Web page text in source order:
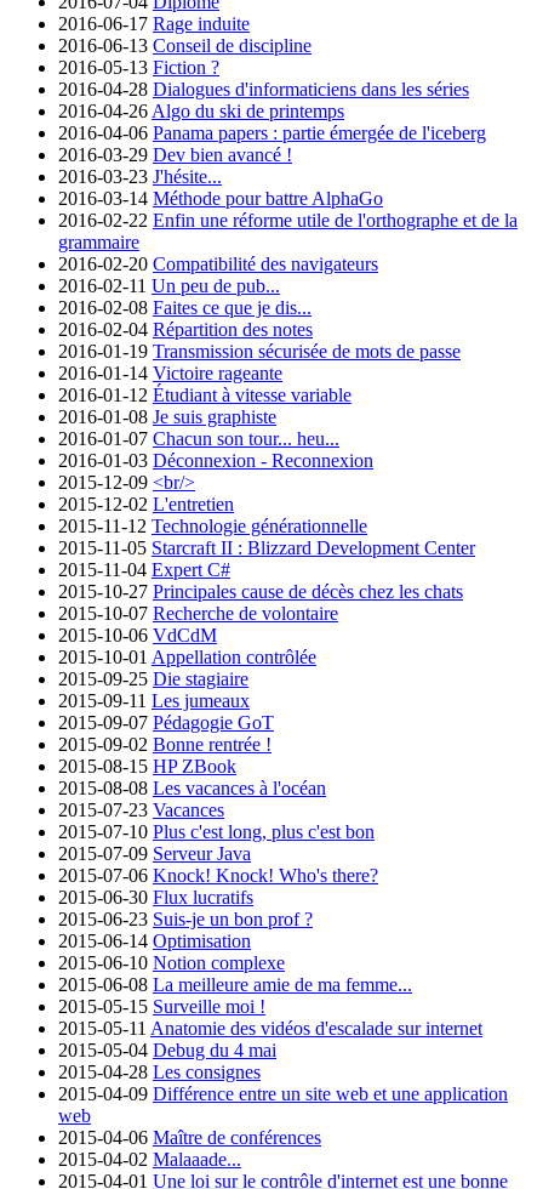
2016-06-17 Rage induite
2016-06-13 Conseil de discipline
2016-05-13 Fiction ?
2016-04-28 Dialogues d'informaticiens dans les séries
2016-04-26 Algo du ski de printemps
2016-04-06 Panama papers : partie émergée de l'iceberg
2016-03-29 Dev bien avancé !
2016-03-23 J'hésite...
2016-03-14 Méthode pour battre AlphaGo
2016-02-22 Enfin une réforme utile de l'orthographe et de la
grammaire
2016-02-20 Compatibilité des navigateurs
2016-02-11 Un peu de pub...
2016-02-08 Faites ce que je dis...
2016-02-04 Répartition des notes
2016-01-19 Transmission sécurisée de mots de passe
2016-01-14 Victoire rageante
2016-01-12 Étudiant à vitesse variable
2016-01-08 Je suis graphiste
2016-01-07 Chacun son tour... heu...
2016-01-03 Déconnexion - Reconnexion
2015-12-09 <br/>
2015-12-02 L'entretien
2015-11-12 Technologie générationnelle
2015-11-05 Starcraft II : Blizzard Development Center
2015-11-04 Expert C#
2015-10-27 Principales cause de décès chez les chats
2015-10-07 Recherche de volontaire
2015-10-06 VdCdM
2015-10-01 Appellation contrôlée
2015-09-25 Die stagiaire
2015-09-11 Les jumeaux
2015-09-07 Pédagogie GoT
2015-09-02 Bonne rentrée !
2015-08-15 HP ZBook
2015-08-08 Les vacances à l'océan
2015-07-23 Vacances
2015-07-10 Plus c'est long, plus c'est bon
2015-07-09 Serveur Java
2015-07-06 Knock! Knock! Who's there?
2015-06-30 Flux lucratifs
2015-06-23 Suis-je un bon prof ?
2015-06-14 Optimisation
2015-06-10 Notion complexe
2015-06-08 La meilleure amie de ma femme...
2015-05-15 Surveille moi !
2015-05-11 Anatomie des vidéos d'escalade sur internet
2015-05-04 Debug du 4 mai
2015-04-28 Les consignes
2015-04-09 Différence entre un site web et une application
web
2015-04-06 Maître de conférences
2015-04-02 Malaaade...
2015-04-01 Une loi sur le contrôle d'internet est une bonne